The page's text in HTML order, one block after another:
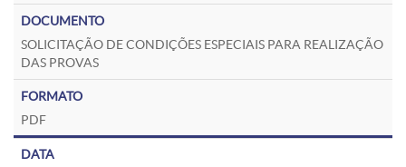
SOLICITAÇÃO DE CONDIÇÕES ESPECIAIS PARA REALIZAÇÃO
DAS PROVAS
PDF